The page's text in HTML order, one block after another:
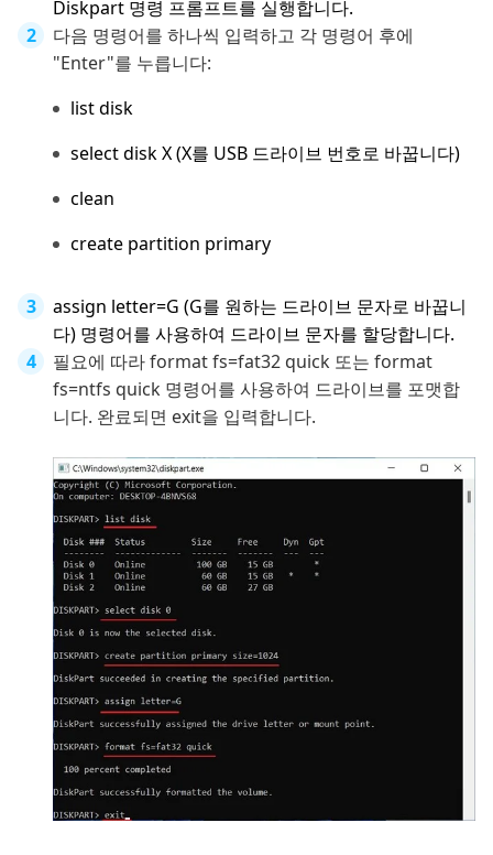
Diskpart 명령 프롬프트를 실행합니다.
다음 명령어를 하나씩 입력하고 각 명령어 후에
"Enter"를 누릅니다:
list disk
select disk X (X를 USB 드라이브 번호로 바꿉니다)
clean
create partition primary
assign letter=G (G를 원하는 드라이브 문자로 바꿉니
다) 명령어를 사용하여 드라이브 문자를 할당합니다.
필요에 따라 format fs=fat32 quick 또는 format
fs=ntfs quick 명령어를 사용하여 드라이브를 포맷합
니다. 완료되면 exit을 입력합니다.